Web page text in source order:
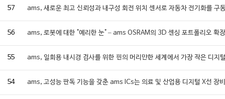
57 ams, 새로운 최고 신뢰성과 내구성 회전 위치 센서로 자동차 전기화를 구
56 ams, 로봇에 대한 "예리한 눈" – ams OSRAM의 3D 센싱 포트폴리오 확장
55 ams, 일회용 내시경 검사를 위한 핀의 머리만한 세계에서 가장 작은 디지
54 ams, 고성능 판독 기능을 갖춘 ams ICs는 의료 및 산업용 디지털 X선 장